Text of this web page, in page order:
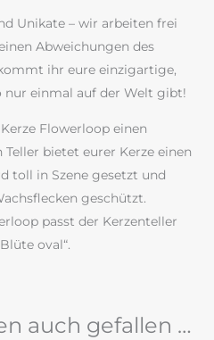
Unikate – wir arbeiten frei
Abweichungen des
ihr eure einzigartige,
nur einmal auf der Welt gibt!
Flowerloop einen
Teller bietet eurer Kerze einen
toll in Szene gesetzt und
geschützt.
passt der Kerzenteller
oval“.
auch gefallen …